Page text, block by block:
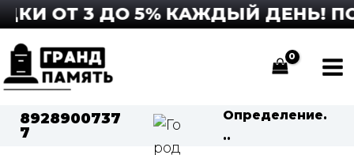
Перейти
к
содержимому
ОТ 3 ДО 5% КАЖДЫЙ ДЕНЬ!
8928900737
7
Определение.
..